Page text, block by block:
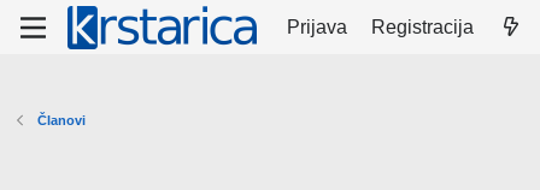
Prijava Registracija
Članovi